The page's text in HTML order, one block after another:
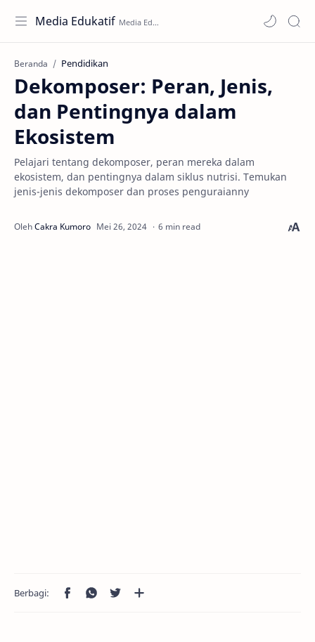
Media Edukatif
Beranda Pendidikan
Dekomposer: Peran, Jenis,
dan Pentingnya dalam
Ekosistem
Pelajari tentang dekomposer, peran mereka dalam
ekosistem, dan pentingnya dalam siklus nutrisi. Temukan
jenis-jenis dekomposer dan proses penguraianny
6 min read